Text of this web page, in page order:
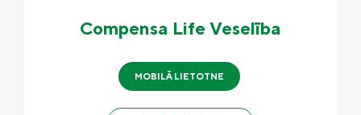
Compensa Life Veselība
MOBILĀ LIETOTNE